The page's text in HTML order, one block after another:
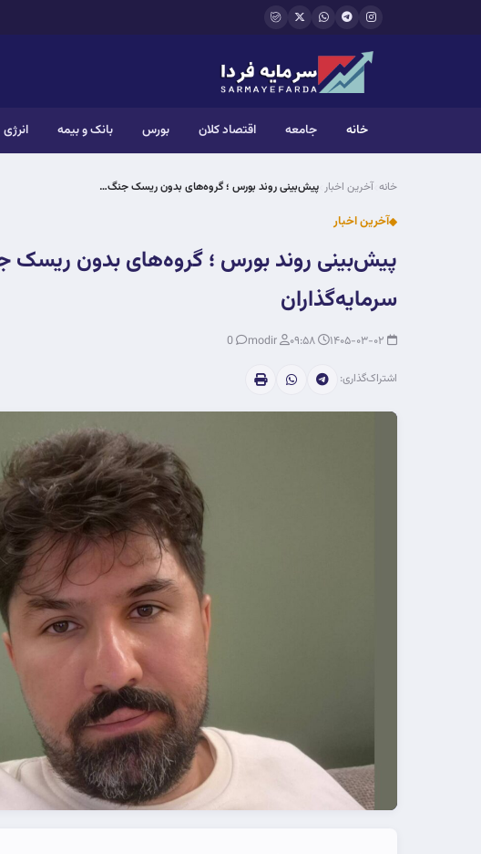
رفتن به محتوای اصلی
خانه جامعه اقتصاد کلان بورس بانک و بیمه انرژی
خانه آخرین اخبار پیش‌بینی روند بورس ؛ گروه‌های بدون ریسک جنگ…
آخرین اخبار
پیش‌بینی روند بورس ؛ گروه‌های بدون ریسک
سرمایه‌گذاران
اشتراک‌گذاری: